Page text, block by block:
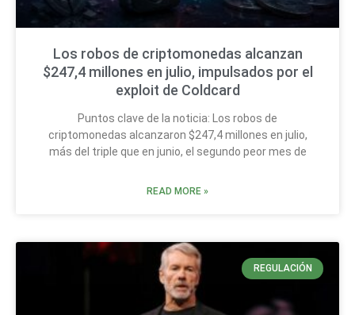
Los robos de criptomonedas alcanzan
$247,4 millones en julio, impulsados por el
exploit de Coldcard
Puntos clave de la noticia: Los robos de
criptomonedas alcanzaron $247,4 millones en julio,
más del triple que en junio, el segundo peor mes de
READ MORE »
REGULACIÓN